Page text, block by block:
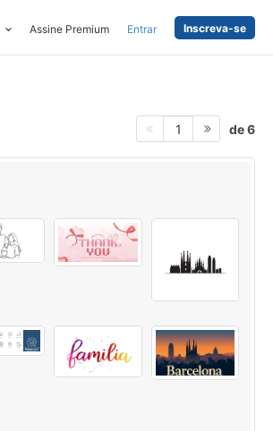
Assine Premium Entrar Inscreva-se
1 de 6